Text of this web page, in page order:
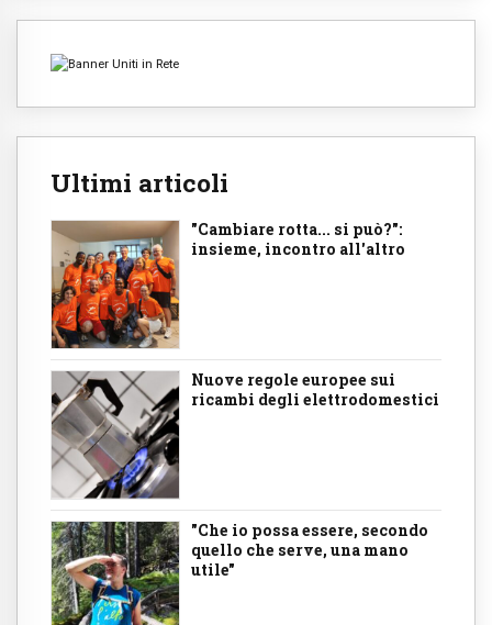
Ultimi articoli
"Cambiare rotta... si può?":
insieme, incontro all'altro
Nuove regole europee sui
ricambi degli elettrodomestici
"Che io possa essere, secondo
quello che serve, una mano
utile"